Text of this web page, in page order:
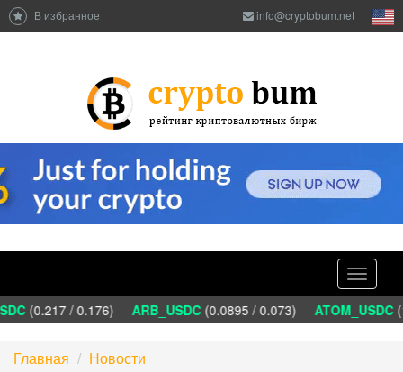
В избранное info@cryptobum.net
Toggle
(0.217 / 0.176) ARB_USDC(0.0895 / 0.073) ATOM_USDC
Главная
Новости